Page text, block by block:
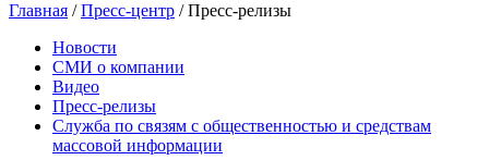
Главная /Пресс-центр / Пресс-релизы
Новости
СМИ о компании
Видео
Пресс-релизы
Служба по связям с общественностью и средствам
массовой информации